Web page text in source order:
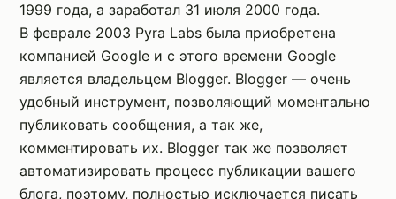
1999 года, а заработал 31 июля 2000 года.
В феврале 2003 Pyra Labs была приобретена
компанией Google и с этого времени Google
является владельцем Blogger. Blogger — очень
удобный инструмент, позволяющий моментально
публиковать сообщения, а так же,
комментировать их. Blogger так же позволяет
автоматизировать процесс публикации вашего
блога, поэтому, полностью исключается писать